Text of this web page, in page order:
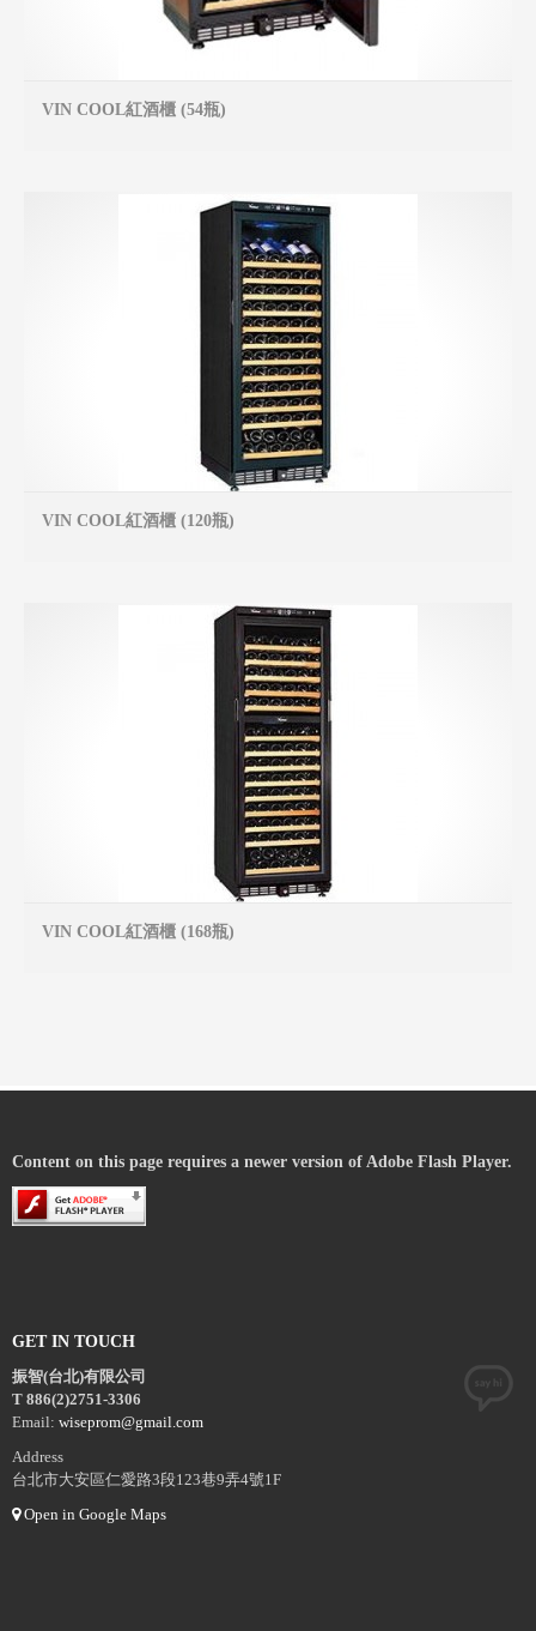
VIN COOL紅酒櫃 (54瓶)
VIN COOL紅酒櫃 (120瓶)
VIN COOL紅酒櫃 (168瓶)
Content on this page requires a newer version of Adobe Flash Player.
GET IN TOUCH
振智(台北)有限公司
T 886(2)2751-3306
Email: wiseprom@gmail.com
Address
台北市大安區仁愛路3段123巷9弄4號1F
Open in Google Maps